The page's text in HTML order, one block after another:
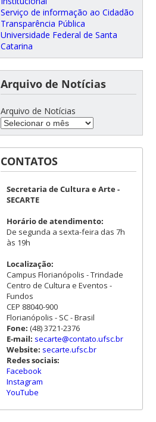
Serviço de informação ao Cidadão
Transparência Pública
Universidade Federal de Santa
Catarina
Arquivo de Notícias
Arquivo de Notícias
CONTATOS
Secretaria de Cultura e Arte -
SECARTE
Horário de atendimento:
De segunda a sexta-feira das 7h
às 19h
Localização:
Campus Florianópolis - Trindade
Centro de Cultura e Eventos -
Fundos
CEP 88040-900
Florianópolis - SC - Brasil
Fone: (48) 3721-2376
E-mail: secarte@contato.ufsc.br
Website: secarte.ufsc.br
Redes sociais:
Facebook
Instagram
YouTube